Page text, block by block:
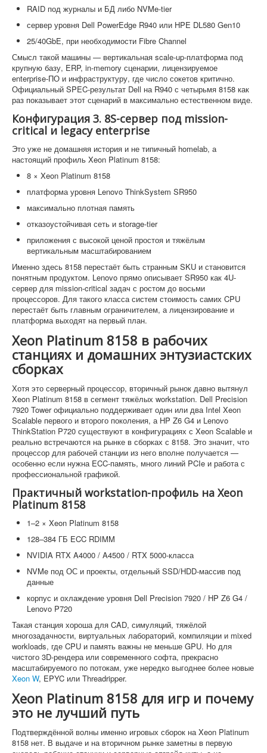
RAID под журналы и БД либо NVMe-tier
сервер уровня Dell PowerEdge R940 или HPE DL580 Gen10
25/40GbE, при необходимости Fibre Channel
Смысл такой машины — вертикальная scale-up-платформа под
крупную базу, ERP, in-memory сценарии, лицензируемое
enterprise-ПО и инфраструктуру, где число сокетов критично.
Официальный SPEC-результат Dell на R940 с четырьмя 8158 как
раз показывает этот сценарий в максимально естественном виде.
Конфигурация 3. 8S-сервер под mission-
critical и legacy enterprise
Это уже не домашняя история и не типичный homelab, а
настоящий профиль Xeon Platinum 8158:
8 × Xeon Platinum 8158
платформа уровня Lenovo ThinkSystem SR950
максимально плотная память
отказоустойчивая сеть и storage-tier
приложения с высокой ценой простоя и тяжёлым
вертикальным масштабированием
Именно здесь 8158 перестаёт быть странным SKU и становится
понятным продуктом. Lenovo прямо описывает SR950 как 4U-
сервер для mission-critical задач с ростом до восьми
процессоров. Для такого класса систем стоимость самих CPU
перестаёт быть главным ограничителем, а лицензирование и
платформа выходят на первый план.
Xeon Platinum 8158 в рабочих
станциях и домашних энтузиастских
сборках
Хотя это серверный процессор, вторичный рынок давно вытянул
Xeon Platinum 8158 в сегмент тяжёлых workstation. Dell Precision
7920 Tower официально поддерживает один или два Intel Xeon
Scalable первого и второго поколения, а HP Z6 G4 и Lenovo
ThinkStation P720 существуют в конфигурациях с Xeon Scalable и
реально встречаются на рынке в сборках с 8158. Это значит, что
процессор для рабочей станции из него вполне получается —
особенно если нужна ECC-память, много линий PCIe и работа с
профессиональной графикой.
Практичный workstation-профиль на Xeon
Platinum 8158
1–2 × Xeon Platinum 8158
128–384 ГБ ECC RDIMM
NVIDIA RTX A4000 / A4500 / RTX 5000-класса
NVMe под ОС и проекты, отдельный SSD/HDD-массив под
данные
корпус и охлаждение уровня Dell Precision 7920 / HP Z6 G4 /
Lenovo P720
Такая станция хороша для CAD, симуляций, тяжёлой
многозадачности, виртуальных лабораторий, компиляции и mixed
workloads, где CPU и память важны не меньше GPU. Но для
чистого 3D-рендера или современного софта, прекрасно
масштабируемого по потокам, уже нередко выгоднее более новые
Xeon W, EPYC или Threadripper.
Xeon Platinum 8158 для игр и почему
это не лучший путь
Подтверждённой волны именно игровых сборок на Xeon Platinum
8158 нет. В выдаче и на вторичном рынке заметны в первую